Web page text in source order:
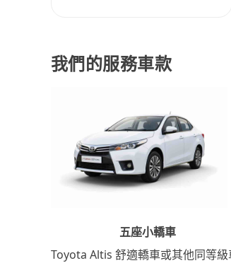
我們的服務車款
五座小轎車
Toyota Altis 舒適轎車或其他同等級